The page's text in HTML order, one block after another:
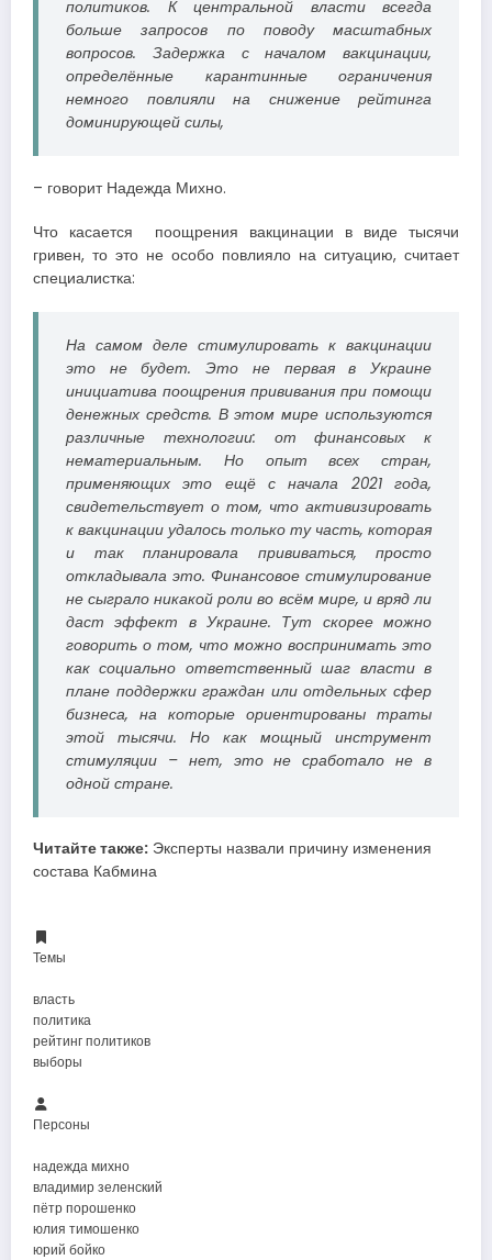
политиков. К центральной власти всегда
больше запросов по поводу масштабных
вопросов. Задержка с началом вакцинации,
определённые карантинные ограничения
немного повлияли на снижение рейтинга
доминирующей силы,
– говорит Надежда Михно.
Что касается поощрения вакцинации в виде тысячи
гривен, то это не особо повлияло на ситуацию, считает
специалистка:
На самом деле стимулировать к вакцинации
это не будет. Это не первая в Украине
инициатива поощрения прививания при помощи
денежных средств. В этом мире используются
различные технологии: от финансовых к
нематериальным. Но опыт всех стран,
применяющих это ещё с начала 2021 года,
свидетельствует о том, что активизировать
к вакцинации удалось только ту часть, которая
и так планировала прививаться, просто
откладывала это. Финансовое стимулирование
не сыграло никакой роли во всём мире, и вряд ли
даст эффект в Украине. Тут скорее можно
говорить о том, что можно воспринимать это
как социально ответственный шаг власти в
плане поддержки граждан или отдельных сфер
бизнеса, на которые ориентированы траты
этой тысячи. Но как мощный инструмент
стимуляции – нет, это не сработало не в
одной стране.
Читайте также: Эксперты назвали причину изменения
состава Кабмина
Темы
власть
политика
рейтинг политиков
выборы
Персоны
надежда михно
владимир зеленский
пётр порошенко
юлия тимошенко
юрий бойко